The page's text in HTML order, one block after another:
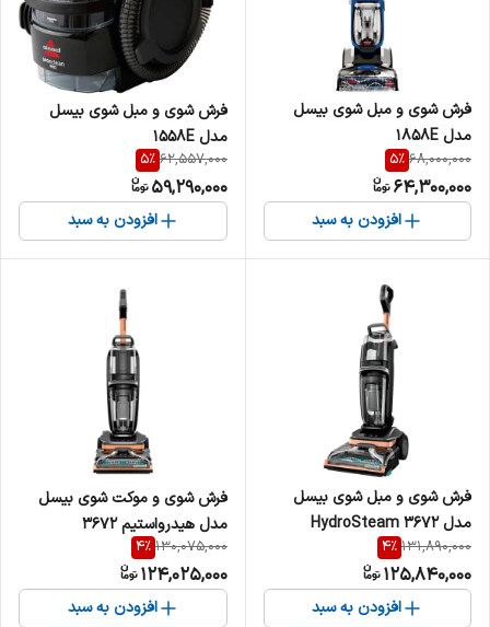
فرش شوی و مبل شوی بیسل
مدل 1858E
68,000,000
5%
64,300,000
افزودن به سبد
فرش شوی و مبل شوی بیسل
مدل 1558E
62,557,000
5%
59,290,000
افزودن به سبد
فرش شوی و مبل شوی بیسل
مدل HydroSteam ۳۶۷۲
131,890,000
4%
125,840,000
افزودن به سبد
فرش شوی و موکت شوی بیسل
مدل هیدرواستیم ۳۶۷۲
130,075,000
4%
124,025,000
افزودن به سبد